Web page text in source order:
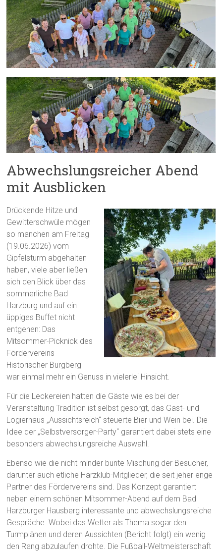
Abwechslungsreicher Abend
mit Ausblicken
Drückende Hitze und
Gewitterschwüle mögen
so manchen am Freitag
(19.06.2026) vom
Gipfelsturm abgehalten
haben, viele aber ließen
sich den Blick über das
sommerliche Bad
Harzburg und auf ein
üppiges Buffet nicht
entgehen: Das
Mitsommer-Picknick des
Fördervereins
Historischer Burgberg
war einmal mehr ein Genuss in vielerlei Hinsicht.
Für die Leckereien hatten die Gäste wie es bei der
Veranstaltung Tradition ist selbst gesorgt, das Gast- und
Logierhaus „Aussichtsreich“ steuerte Bier und Wein bei. Die
Idee der „Selbstversorger-Party“ garantiert dabei stets eine
besonders abwechslungsreiche Auswahl.
Ebenso wie die nicht minder bunte Mischung der Besucher,
darunter auch etliche Harzklub-Mitglieder, die seit jeher enge
Partner des Fördervereins sind. Das Konzept garantiert
neben einem schönen Mitsommer-Abend auf dem Bad
Harzburger Hausberg interessante und abwechslungsreiche
Gespräche. Wobei das Wetter als Thema sogar den
Turmplänen und deren Aussichten (Bericht folgt) ein wenig
den Rang abzulaufen drohte. Die Fußball-Weltmeisterschaft